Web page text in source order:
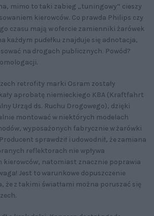
mimo to taki zabieg „tuningowy” cieszy
kierowców. Co prawda Philips czy
czasu mają w ofercie zamienniki żarówek
każdym pudełku znajduje się adnotacja,
na drogach publicznych. Powód?
retrofity marki Osram zostały
aprobatę niemieckiego KBA (Kraftfahrt
Urząd ds. Ruchu Drogowego), dzięki
montować w niektórych modelach
wyposażonych fabrycznie w żarówki
sprawdził i udowodnił, że zamiana
reflektorach nie wpływa
kierowców, natomiast znacznie poprawia
Jest to warunkowe dopuszczenie
że z takimi światłami można poruszać się